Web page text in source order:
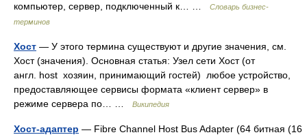
компьютер, сервер, подключенный к… …
Словарь бизнес-
терминов
Хост — У этого термина существуют и другие значения, см.
Хост (значения). Основная статья: Узел сети Хост (от
англ. host хозяин, принимающий гостей) любое устройство,
предоставляющее сервисы формата «клиент сервер» в
режиме сервера по… …
Википедия
Хост-адаптер — Fibre Channel Host Bus Adapter (64 битная (16